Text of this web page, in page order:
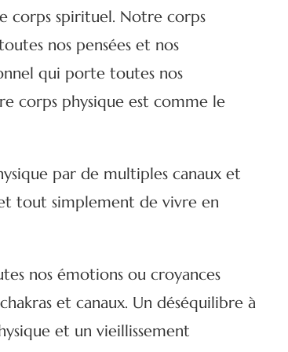
corps spirituel. Notre corps
nos pensées et nos
qui porte toutes nos
corps physique est comme le
par de multiples canaux et
tout simplement de vivre en
nos émotions ou croyances
et canaux. Un déséquilibre à
et un vieillissement